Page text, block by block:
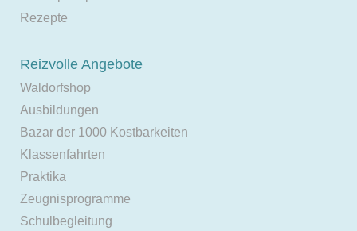
Rezepte
Reizvolle Angebote
Waldorfshop
Ausbildungen
Bazar der 1000 Kostbarkeiten
Klassenfahrten
Praktika
Zeugnisprogramme
Schulbegleitung